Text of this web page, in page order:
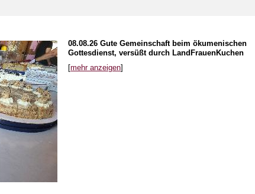
08.08.26 Gute Gemeinschaft beim ökumenischen
Gottesdienst, versüßt durch LandFrauenKuchen
[mehr anzeigen]